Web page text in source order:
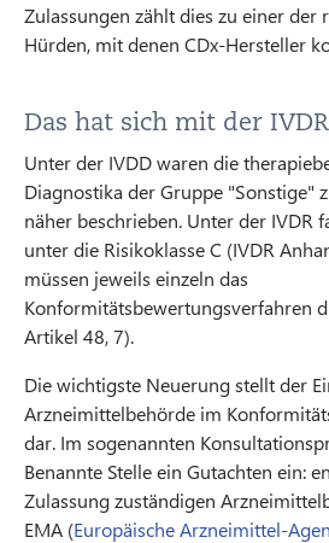
Zulassungen zählt dies zu einer der
Hürden, mit denen CDx-Hersteller
Das hat sich mit der
Unter der IVDD waren die
Diagnostika der Gruppe "Sonstige"
näher beschrieben. Unter der IVDR
unter die Risikoklasse C (IVDR
müssen jeweils einzeln das
Konformitätsbewertungsverfahren
Artikel 48, 7).
Die wichtigste Neuerung stellt der
Arzneimittelbehörde im
dar. Im sogenannten
Benannte Stelle ein Gutachten ein:
Zulassung zuständigen
EMA (Europäische Arzneimittel-